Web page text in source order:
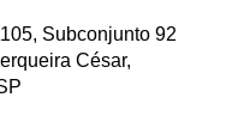
Subconjunto 92
César,